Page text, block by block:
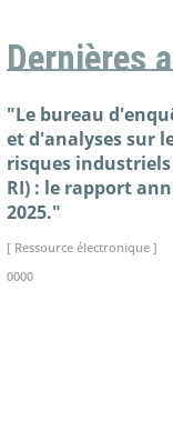
Dernières
"Le bureau
et d'analyses sur
risques industriels
RI) : le rapport
2025."
[ Ressource électronique ]
0000